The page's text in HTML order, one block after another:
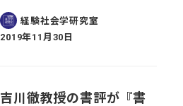
経験社会学研究室
投稿日
2019年11月30日
吉川徹教授の書評が『書